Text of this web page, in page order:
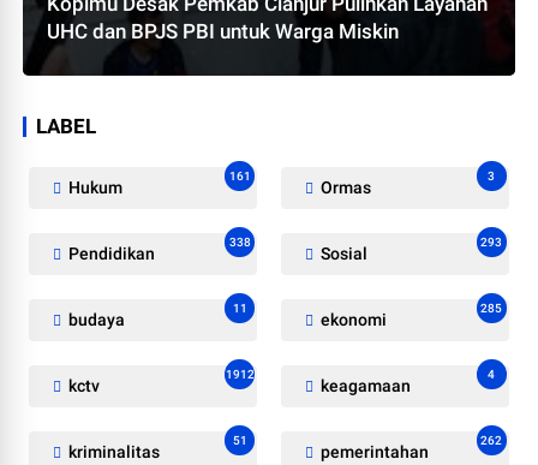
UHC dan BPJS PBI untuk Warga Miskin
LABEL
Hukum
161
Ormas
3
Pendidikan
338
Sosial
293
budaya
11
ekonomi
285
kctv
1912
keagamaan
4
kriminalitas
51
pemerintahan
262